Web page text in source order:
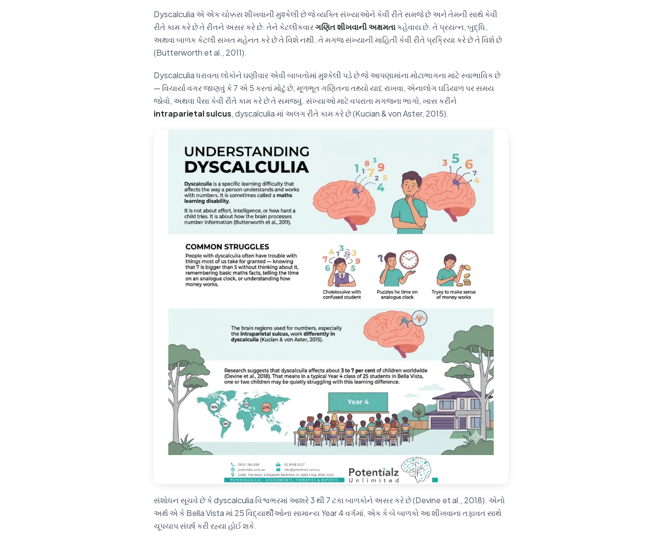
Dyscalculia એ એક ચોક્કસ શીખવાની મુશ્કેલી છે જે વ્યક્તિ સંખ્યાઓને કેવી રીતે સમજે છે અને તેમની સાથે કેવી
રીતે કામ કરે છે તે રીતને અસર કરે છે. તેને કેટલીકવારગણિત શીખવાની અક્ષમતાકહેવાય છે. તે પ્રયત્ન, બુદ્ધિ,
અથવા બાળક કેટલી સખત મહેનત કરે છે તે વિશે નથી. તે મગજ સંખ્યાની માહિતી કેવી રીતે પ્રક્રિયા કરે છે તે વિશે છે
(Butterworth et al., 2011).
Dyscalculia ધરાવતા લોકોને ઘણીવાર એવી બાબતોમાં મુશ્કેલી પડે છે જે આપણામાંના મોટાભાગના માટે સ્વાભાવિક છે
— વિચાર્યા વગર જાણવું કે 7 એ 5 કરતાં મોટું છે, મૂળભૂત ગણિતના તથ્યો યાદ રાખવા, એનાલોગ ઘડિયાળ પર સમય
જોવો, અથવા પૈસા કેવી રીતે કામ કરે છે તે સમજવું. સંખ્યાઓ માટે વપરાતા મગજના ભાગો, ખાસ કરીને
intraparietal sulcus, dyscalculia માં અલગ રીતે કામ કરે છે (Kucian & von Aster, 2015).
સંશોધન સૂચવે છે કે dyscalculia વિશ્વભરમાં આશરે 3 થી 7 ટકા બાળકોને અસર કરે છે (Devine et al., 2018). એનો
અર્થ એ કે Bella Vista માં 25 વિદ્યાર્થીઓના સામાન્ય Year 4 વર્ગમાં, એક કે બે બાળકો આ શીખવાના તફાવત સાથે
ચૂપચાપ સંઘર્ષ કરી રહ્યા હોઈ શકે.